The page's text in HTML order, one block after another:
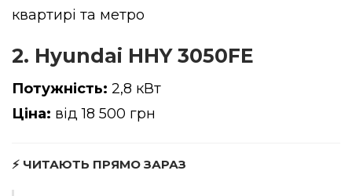
квартирі та метро
2. Hyundai HHY 3050FE
Потужність: 2,8 кВт
Ціна: від 18 500 грн
⚡ ЧИТАЮТЬ ПРЯМО ЗАРАЗ